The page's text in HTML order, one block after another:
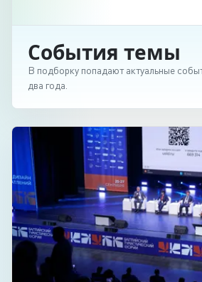
События темы
В подборку попадают актуальные
два года.